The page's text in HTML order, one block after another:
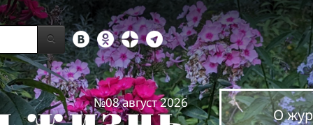
№08 август 2026
О